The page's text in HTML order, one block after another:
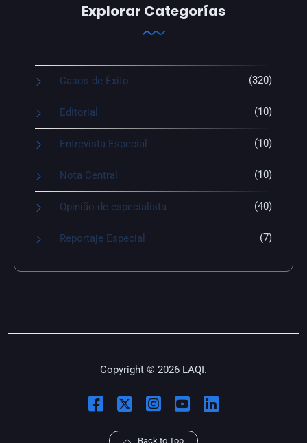
Explorar Categorías
Casos de Éxito (320)
Editorial (10)
Entrevista Especial (10)
Nota Central (10)
Opinião de especialista (40)
Reportaje Especial (7)
Copyright © 2026 LAQI.
Back to Top